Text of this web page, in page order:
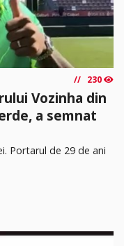
230
Vozinha din
a semnat
Portarul de 29 de ani